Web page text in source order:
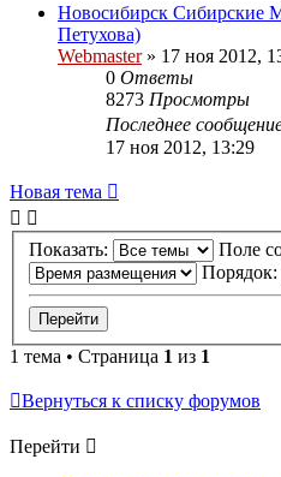
Новосибирск Сибирские
Петухова)
Webmaster» 17 ноя 2012,
0 Ответы
8273 Просмотры
Последнее
17 ноя 2012, 13:29
Новая тема
Показать:
Поле
Порядок:
1 тема • Страница 1 из 1
Вернуться к списку форумов
Перейти